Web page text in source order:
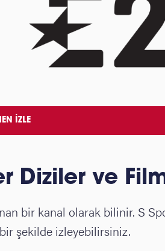
İZLE
Diziler ve
bir kanal olarak bilinir. S
şekilde izleyebilirsiniz.